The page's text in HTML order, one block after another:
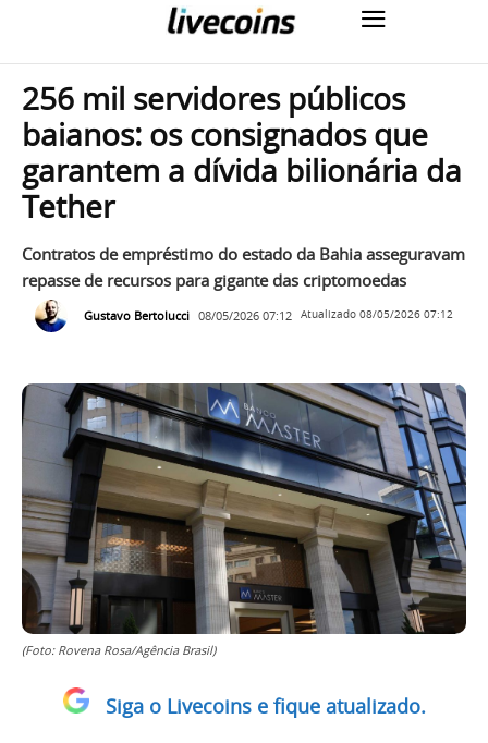
256 mil servidores públicos
baianos: os consignados que
garantem a dívida bilionária da
Tether
Contratos de empréstimo do estado da Bahia asseguravam
repasse de recursos para gigante das criptomoedas
Gustavo Bertolucci 08/05/2026 07:12 Atualizado 08/05/2026 07:12
(Foto: Rovena Rosa/Agência Brasil)
Siga o Livecoins e fique atualizado.